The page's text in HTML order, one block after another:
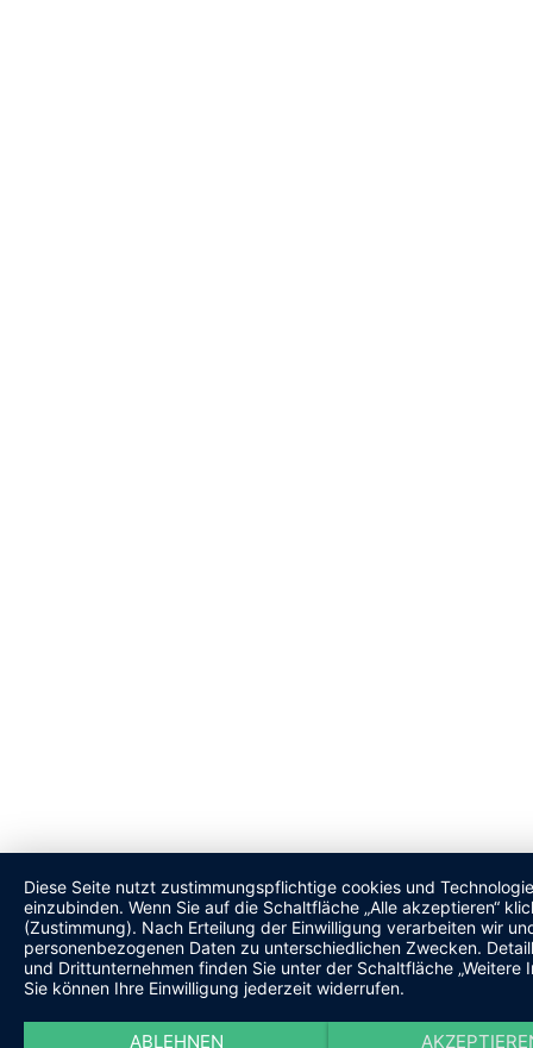
Diese Seite nutzt zustimmungspflichtige cookies und
einzubinden. Wenn Sie auf die Schaltfläche „Alle akzeptieren“
(Zustimmung). Nach Erteilung der Einwilligung verarbeiten wir
personenbezogenen Daten zu unterschiedlichen Zwecken.
und Drittunternehmen finden Sie unter der Schaltfläche
Sie können Ihre Einwilligung jederzeit widerrufen.
ABLEHNEN